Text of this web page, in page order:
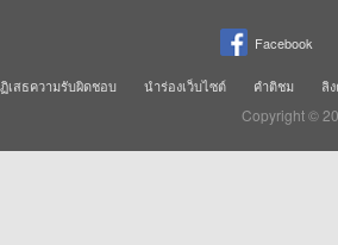
Facebook
เสธความรับผิดชอบ นำร่องเว็บไซต์ คำติชม ลิ
Copyright ©